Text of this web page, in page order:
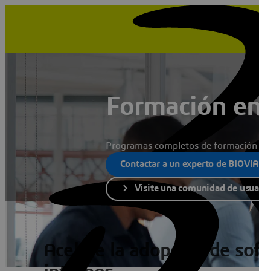
Formación
Programas completos de
Contactar a un experto de BIOVIA
Visite una comunidad de
Acelere la adopción de